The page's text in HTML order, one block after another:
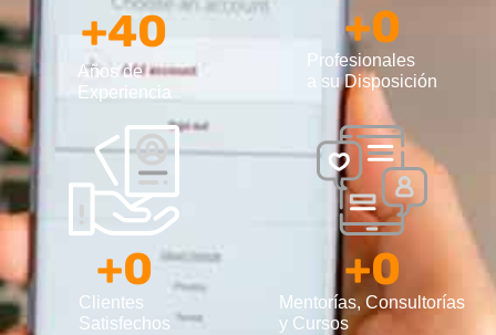
Años de
Experiencia
+40
Profesionales
a su Disposición
+0
Clientes
Satisfechos
+0
Mentorías, Consultorías
y Cursos
+0